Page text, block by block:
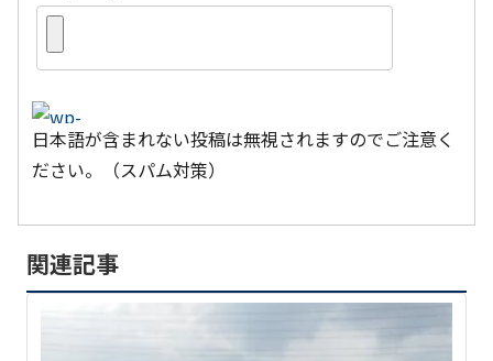
日本語が含まれない投稿は無視されますのでご注意く
ださい。（スパム対策）
関連記事